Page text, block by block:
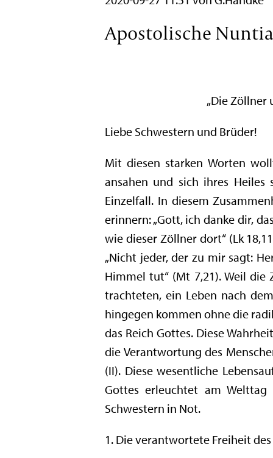
Apostolische
„Die Zöllner
Liebe Schwestern und Brüder!
Mit diesen starken Worten
ansahen und sich ihres
Einzelfall. In diesem
erinnern: „Gott, ich danke dir,
wie dieser Zöllner dort“ (Lk
„Nicht jeder, der zu mir sagt:
Himmel tut“ (Mt 7,21). Weil
trachteten, ein Leben nach
hingegen kommen ohne die
das Reich Gottes. Diese
die Verantwortung des
(II). Diese wesentliche
Gottes erleuchtet am
Schwestern in Not.
1. Die verantwortete Freiheit